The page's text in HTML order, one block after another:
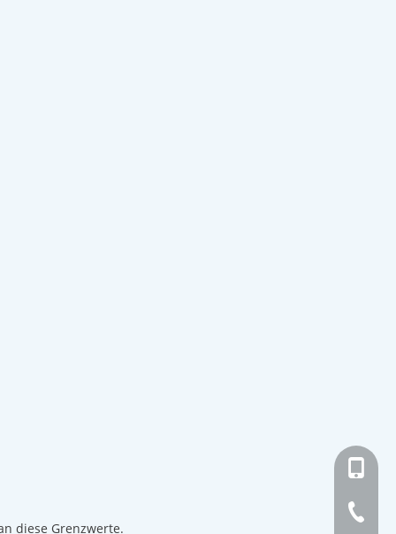
diese Grenzwerte.
+ 86-
+ 86-